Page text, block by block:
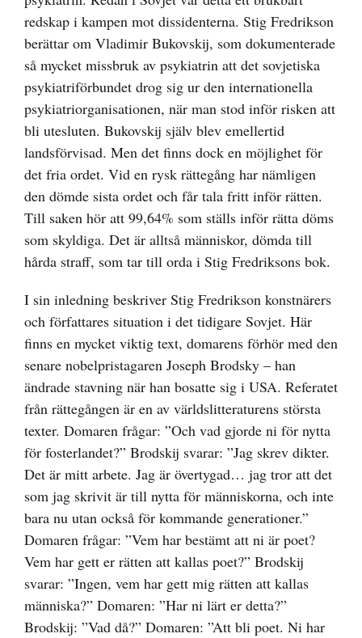
redskap i kampen mot dissidenterna. Stig Fredrikson
berättar om Vladimir Bukovskij, som dokumenterade
så mycket missbruk av psykiatrin att det sovjetiska
psykiatriförbundet drog sig ur den internationella
psykiatriorganisationen, när man stod inför risken att
bli utesluten. Bukovskij själv blev emellertid
landsförvisad. Men det finns dock en möjlighet för
det fria ordet. Vid en rysk rättegång har nämligen
den dömde sista ordet och får tala fritt inför rätten.
Till saken hör att 99,64% som ställs inför rätta döms
som skyldiga. Det är alltså människor, dömda till
hårda straff, som tar till orda i Stig Fredriksons bok.
I sin inledning beskriver Stig Fredrikson konstnärers
och författares situation i det tidigare Sovjet. Här
finns en mycket viktig text, domarens förhör med den
senare nobelpristagaren Joseph Brodsky – han
ändrade stavning när han bosatte sig i USA. Referatet
från rättegången är en av världslitteraturens största
texter. Domaren frågar: ”Och vad gjorde ni för nytta
för fosterlandet?” Brodskij svarar: ”Jag skrev dikter.
Det är mitt arbete. Jag är övertygad… jag tror att det
som jag skrivit är till nytta för människorna, och inte
bara nu utan också för kommande generationer.”
Domaren frågar: ”Vem har bestämt att ni är poet?
Vem har gett er rätten att kallas poet?” Brodskij
svarar: ”Ingen, vem har gett mig rätten att kallas
människa?” Domaren: ”Har ni lärt er detta?”
Brodskij: ”Vad då?” Domaren: ”Att bli poet. Ni har